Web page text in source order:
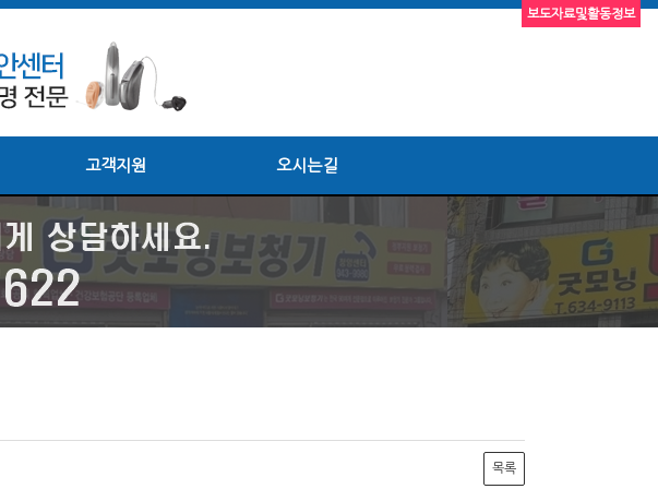
고객지원 오시는길
보도자료및활동정보
목록